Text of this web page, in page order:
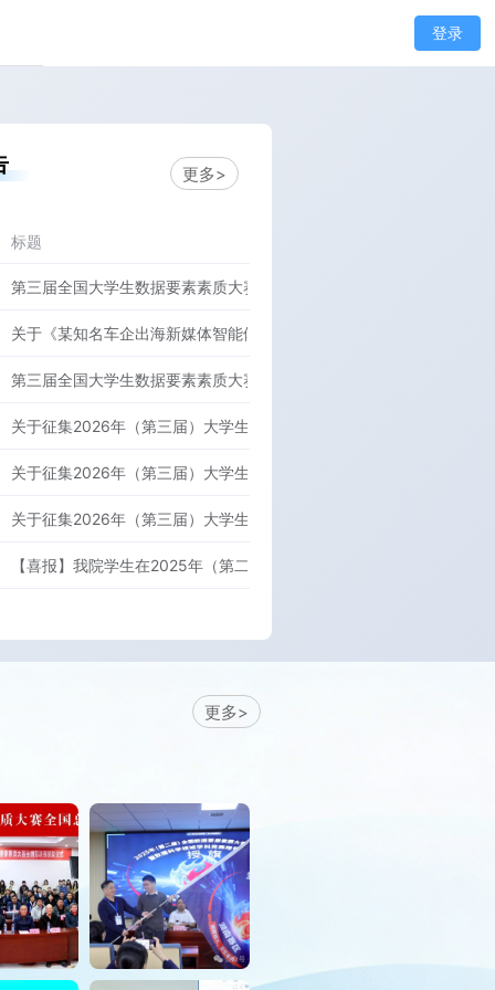
登录
计局原总工程师文兼武，天津财经大学肖红叶教授，厦
更多>
标题
第三届全国大学生数据要素素质大赛广东赛区作品提交截止时间
关于《某知名车企出海新媒体智能体系统》赛题数据集更新的紧急通
第三届全国大学生数据要素素质大赛广东赛区已正式开赛，还可报名！
关于征集2026年（第三届）大学生数据要素素质大赛湖南赛区赛题的
关于征集2026年（第三届）大学生数据要素素质大赛陕西赛区赛题的
关于征集2026年（第三届）大学生数据要素素质大赛湖北赛区赛题的
【喜报】我院学生在2025年（第二届）全国大学生数据要素素质大赛
更多>